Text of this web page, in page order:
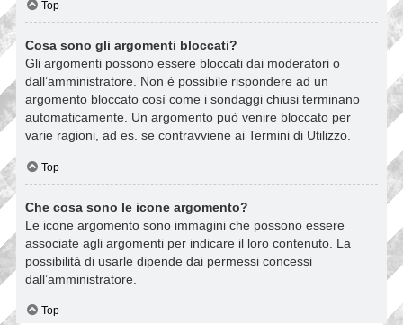
Top
Cosa sono gli argomenti bloccati?
Gli argomenti possono essere bloccati dai moderatori o
dall’amministratore. Non è possibile rispondere ad un
argomento bloccato così come i sondaggi chiusi terminano
automaticamente. Un argomento può venire bloccato per
varie ragioni, ad es. se contravviene ai Termini di Utilizzo.
Top
Che cosa sono le icone argomento?
Le icone argomento sono immagini che possono essere
associate agli argomenti per indicare il loro contenuto. La
possibilità di usarle dipende dai permessi concessi
dall’amministratore.
Top